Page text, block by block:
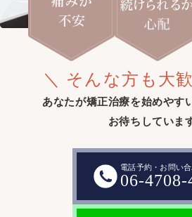
＼ そんな方も大
あなたが矯正治療を始めやす
お待ちしていま
電話予約・お問い
06-4708-